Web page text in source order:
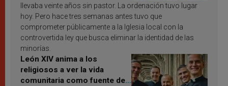
llevaba veinte años sin pastor. La ordenación tuvo lugar
hoy. Pero hace tres semanas antes tuvo que
comprometer públicamente a la Iglesia local con la
controvertida ley que busca eliminar la identidad de las
minorías.
León XIV anima a los
religiosos a ver la vida
comunitaria como fuente de